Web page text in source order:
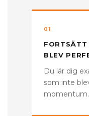
01
FORTSÄTT
BLEV
Du lär dig
som inte
momentum.